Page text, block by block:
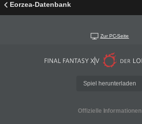
Eorzea-Datenbank
Zur PC-Seite
Spiel herunterladen
Offizielle Informationen